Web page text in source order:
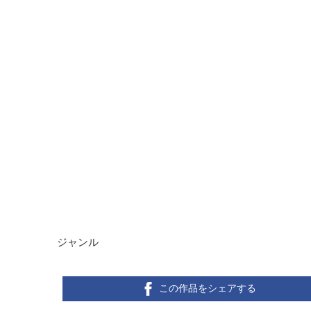
ジャンル
この作品をシェアする